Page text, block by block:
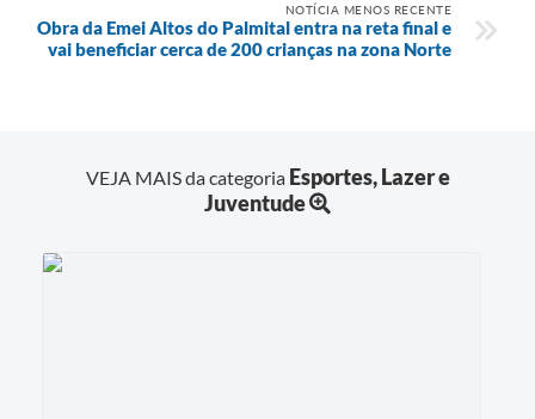
NOTÍCIA MENOS RECENTE
Obra da Emei Altos do Palmital entra na reta final e
vai beneficiar cerca de 200 crianças na zona Norte
VEJA MAIS da categoria Esportes, Lazer e
Juventude